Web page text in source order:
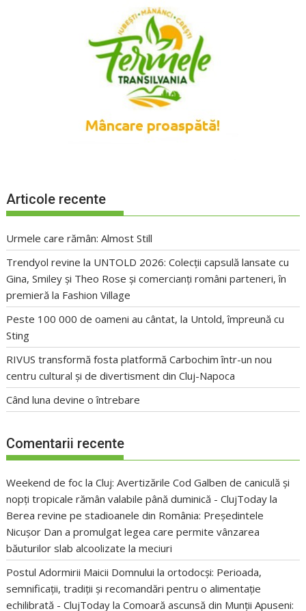
Articole recente
Urmele care rămân: Almost Still
Trendyol revine la UNTOLD 2026: Colecții capsulă lansate cu
Gina, Smiley și Theo Rose și comercianți români parteneri, în
premieră la Fashion Village
Peste 100 000 de oameni au cântat, la Untold, împreună cu
Sting
RIVUS transformă fosta platformă Carbochim într-un nou
centru cultural și de divertisment din Cluj-Napoca
Când luna devine o întrebare
Comentarii recente
Weekend de foc la Cluj: Avertizările Cod Galben de caniculă și
nopți tropicale rămân valabile până duminică - ClujToday la
Berea revine pe stadioanele din România: Președintele
Nicușor Dan a promulgat legea care permite vânzarea
băuturilor slab alcoolizate la meciuri
Postul Adormirii Maicii Domnului la ortodocși: Perioada,
semnificații, tradiții și recomandări pentru o alimentație
echilibrată - ClujToday laComoară ascunsă din Munții Apuseni: